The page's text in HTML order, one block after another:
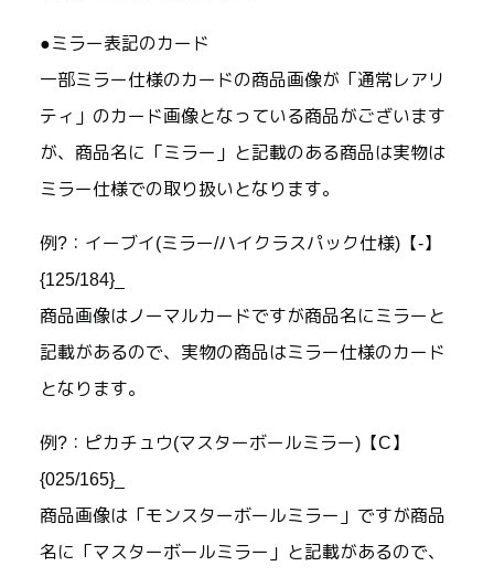
●ミラー表記のカード
一部ミラー仕様のカードの商品画像が「通常レアリ
ティ」のカード画像となっている商品がございます
が、商品名に「ミラー」と記載のある商品は実物は
ミラー仕様での取り扱いとなります。
例?：イーブイ(ミラー/ハイクラスパック仕様)【-】
{125/184}_
商品画像はノーマルカードですが商品名にミラーと
記載があるので、実物の商品はミラー仕様のカード
となります。
例?：ピカチュウ(マスターボールミラー)【C】
{025/165}_
商品画像は「モンスターボールミラー」ですが商品
名に「マスターボールミラー」と記載があるので、